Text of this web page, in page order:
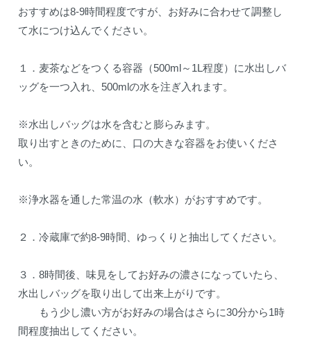
おすすめは8-9時間程度ですが、お好みに合わせて調整し
て水につけ込んでください。
１．麦茶などをつくる容器（500ml～1L程度）に水出しバ
ッグを一つ入れ、500mlの水を注ぎ入れます。
※水出しバッグは水を含むと膨らみます。
取り出すときのために、口の大きな容器をお使いくださ
い。
※浄水器を通した常温の水（軟水）がおすすめです。
２．冷蔵庫で約8-9時間、ゆっくりと抽出してください。
３．8時間後、味見をしてお好みの濃さになっていたら、
水出しバッグを取り出して出来上がりです。
もう少し濃い方がお好みの場合はさらに30分から1時
間程度抽出してください。